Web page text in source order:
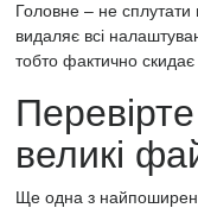
Головне – не
видаляє всі
тобто фактично скидає
великі
Ще одна з